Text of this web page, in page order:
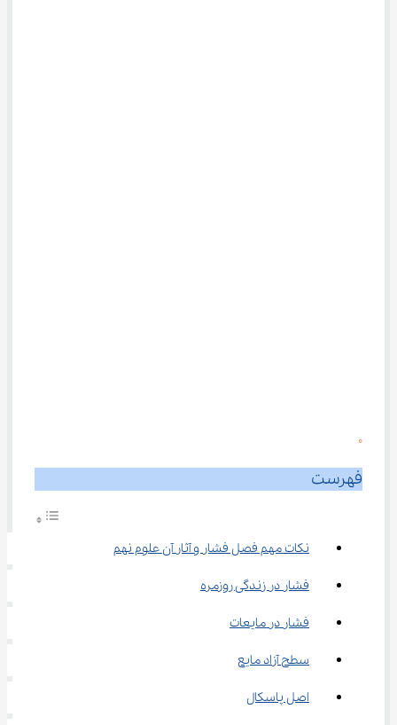
0
فهرست
نکات مهم فصل فشار و آثار آن علوم نهم
فشار در زندگی روزمره
فشار در مایعات
سطح آزاد مایع
اصل پاسکال